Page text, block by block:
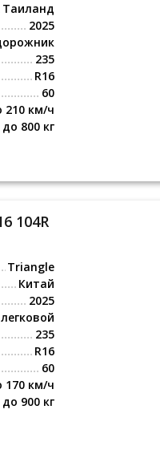
Таиланд
2025
235
R16
60
210 км/ч
800 кг
104R
Triangle
Китай
2025
легковой
235
R16
60
170 км/ч
900 кг